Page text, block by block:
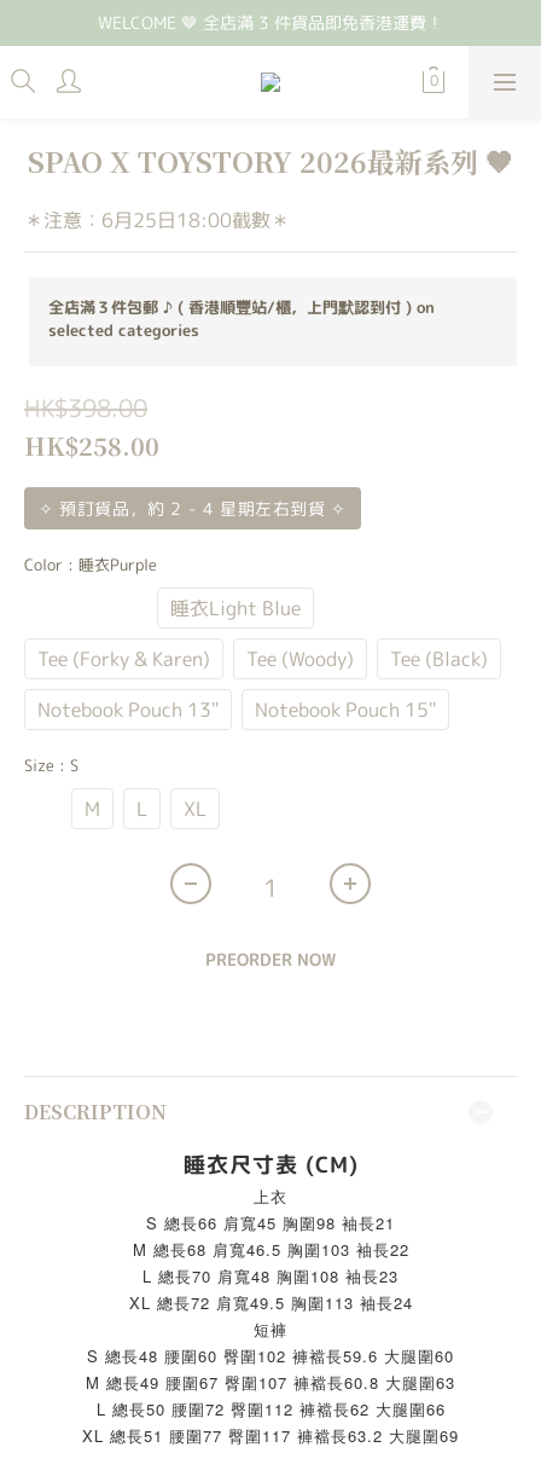
WELCOME 🤎 全店滿 3 件貨品即免香港運費！
SPAO X TOYSTORY 2026最新系列 🤎
＊注意：6月25日18:00截數＊
全店滿３件包郵 ♪ ( 香港順豐站/櫃，上門默認到付 ) on
selected categories
HK$398.00
HK$258.00
✧ 預訂貨品，約 2 - 4 星期左右到貨 ✧
Color : 睡衣Purple
睡衣Light Blue
Tee (Forky & Karen)
Tee (Woody)
Tee (Black)
Notebook Pouch 13"
Notebook Pouch 15"
Size : S
M L XL
PREORDER NOW
DESCRIPTION
睡衣尺寸表 (CM)
上衣
S 總長66 肩寬45 胸圍98 袖長21
M 總長68 肩寬46.5 胸圍103 袖長22
L 總長70 肩寬48 胸圍108 袖長23
XL 總長72 肩寬49.5 胸圍113 袖長24
短褲
S 總長48 腰圍60 臀圍102 褲襠長59.6 大腿圍60
M 總長49 腰圍67 臀圍107 褲襠長60.8 大腿圍63
L 總長50 腰圍72 臀圍112 褲襠長62 大腿圍66
XL 總長51 腰圍77 臀圍117 褲襠長63.2 大腿圍69